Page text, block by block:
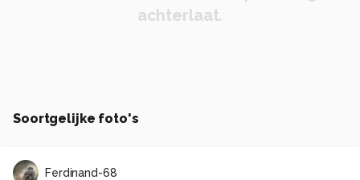
achterlaat.
Soortgelijke foto's
Ferdinand-68